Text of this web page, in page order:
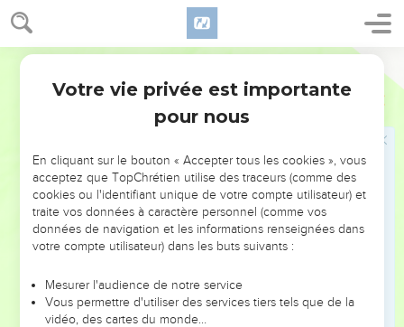
Cantique 1
charmant avec des colliers.
Les bergers
Nous te ferons des bijoux en or avec des points en argent.
Tandis que le roi est dans son entourage, mon nard diffuse
son parfum.
Mon bien-aimé est pour moi un bouquet de myrrhe. Il
passera la nuit entre mes seins.
vignes d'En-Guédi.
Votre vie privée est importante
pour nous
En cliquant sur le bouton « Accepter tous les cookies », vous
acceptez que TopChrétien utilise des traceurs (comme des
cookies ou l'identifiant unique de votre compte utilisateur) et
traite vos données à caractère personnel (comme vos
données de navigation et les informations renseignées dans
votre compte utilisateur) dans les buts suivants :
Mesurer l'audience de notre service
Vous permettre d'utiliser des services tiers tels que de la
vidéo, des cartes du monde…